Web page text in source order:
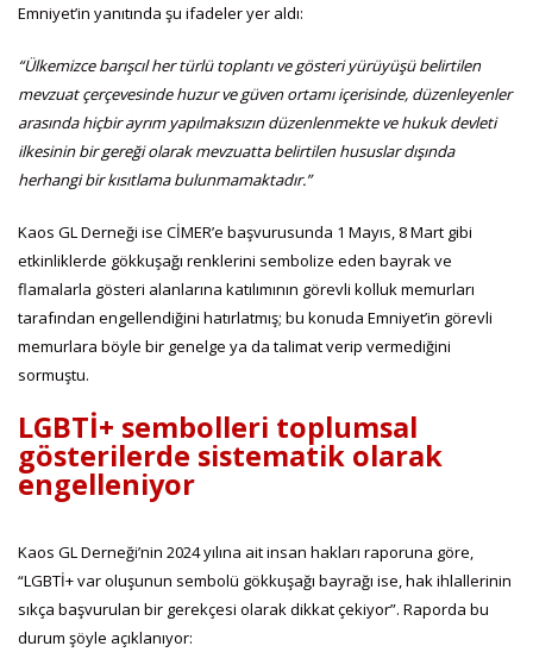
Emniyet’in yanıtında şu ifadeler yer aldı:
“Ülkemizce barışcıl her türlü toplantı ve gösteri yürüyüşü belirtilen
mevzuat çerçevesinde huzur ve güven ortamı içerisinde, düzenleyenler
arasında hiçbir ayrım yapılmaksızın düzenlenmekte ve hukuk devleti
ilkesinin bir gereği olarak mevzuatta belirtilen hususlar dışında
herhangi bir kısıtlama bulunmamaktadır.”
Kaos GL Derneği ise CİMER’e başvurusunda 1 Mayıs, 8 Mart gibi
etkinliklerde gökkuşağı renklerini sembolize eden bayrak ve
flamalarla gösteri alanlarına katılımının görevli kolluk memurları
tarafından engellendiğini hatırlatmış; bu konuda Emniyet’in görevli
memurlara böyle bir genelge ya da talimat verip vermediğini
sormuştu.
LGBTİ+ sembolleri toplumsal
gösterilerde sistematik olarak
engelleniyor
Kaos GL Derneği’nin 2024 yılına ait insan hakları raporuna göre,
“LGBTİ+ var oluşunun sembolü gökkuşağı bayrağı ise, hak ihlallerinin
sıkça başvurulan bir gerekçesi olarak dikkat çekiyor”. Raporda bu
durum şöyle açıklanıyor: